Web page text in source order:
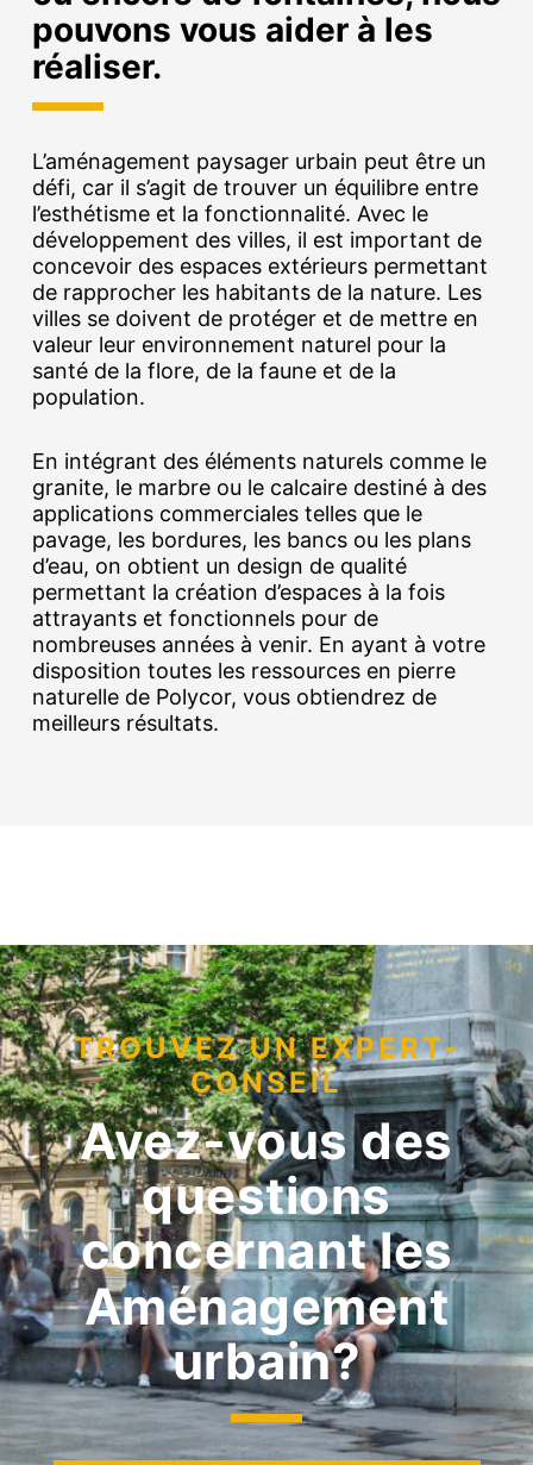
pouvons vous aider à les
réaliser.
L’aménagement paysager urbain peut être un
défi, car il s’agit de trouver un équilibre entre
l’esthétisme et la fonctionnalité. Avec le
développement des villes, il est important de
concevoir des espaces extérieurs permettant
de rapprocher les habitants de la nature. Les
villes se doivent de protéger et de mettre en
valeur leur environnement naturel pour la
santé de la flore, de la faune et de la
population.
En intégrant des éléments naturels comme le
granite, le marbre ou le calcaire destiné à des
applications commerciales telles que le
pavage, les bordures, les bancs ou les plans
d’eau, on obtient un design de qualité
permettant la création d’espaces à la fois
attrayants et fonctionnels pour de
nombreuses années à venir. En ayant à votre
disposition toutes les ressources en pierre
naturelle de Polycor, vous obtiendrez de
meilleurs résultats.
TROUVEZ UN EXPERT-
CONSEIL
Avez-vous des
questions
concernant les
Aménagement
urbain